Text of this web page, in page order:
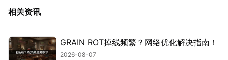
相关资讯
GRAIN ROT掉线频繁？网络优化解决指南！
2026-08-07